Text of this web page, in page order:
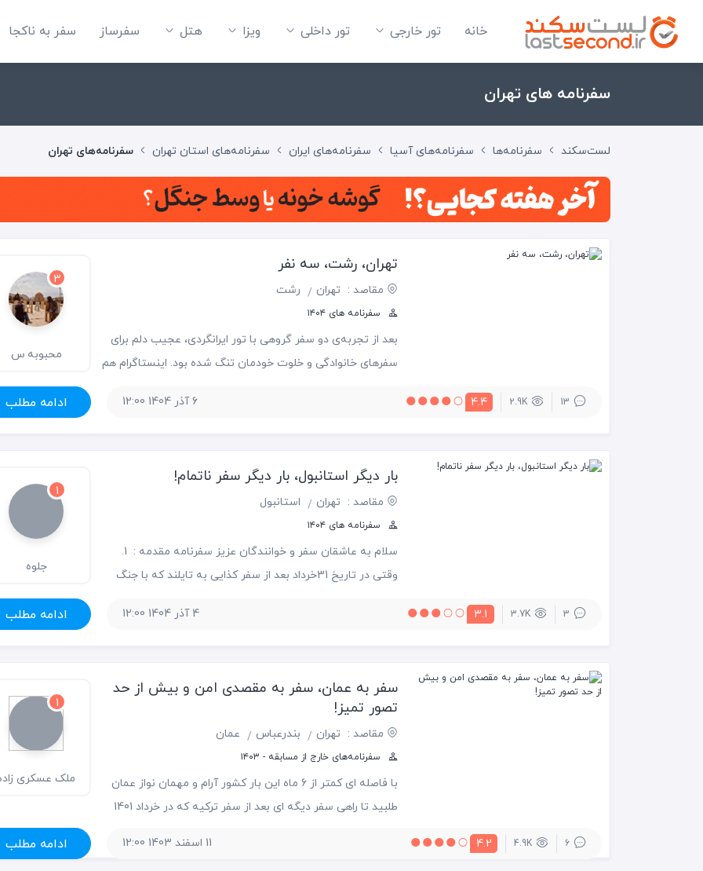
خانه تور خارجی تور داخلی ویزا هتل‌ سفرساز سفر به ناکجا
سفرنامه های تهران
لست‌سکند سفرنامه‌ها سفرنامه‌های آسیا سفرنامه‌های ایران سفرنامه‌های استان تهران سفرنامه‌های تهران
تهران، رشت، سه نفر
مقاصد : تهران رشت
سفرنامه های ۱۴۰۴
بعد از تجربه‌ی دو سفر گروهی با تور ایرانگردی، عجیب دلم برای
سفرهای خانوادگی و خلوت خودمان تنگ شده بود. اینستاگرام هم
میان جنگل‌های رویایی آن خطه. برای همین بعد از
3
محبوبه س
13
2.9K
4.4 6 آذر 1404 12:00 ادامه مطلب
بار دیگر استانبول، بار دیگر سفر ناتمام!
مقاصد : تهران استانبول
سفرنامه های ۱۴۰۴
سلام به عاشقان سفر و خوانندگان عزیز سفرنامه مقدمه : 1.
وقتی در تاریخ 31خرداد بعد از سفر کذایی به تایلند که با جنگ
با خود عهد کردم دیگر به خارج از کشورمسافرت نکنم!
1
جلوه
3
3.7K
3.1 4 آذر 1404 12:00 ادامه مطلب
سفر به عمان، سفر به مقصدی امن و بیش از حد
تصور تمیز!
مقاصد : تهران بندرعباس عمان
سفرنامه‌های خارج از مسابقه - ۱۴۰۳
با فاصله ای کمتر از 6 ماه این بار کشور آرام و مهمان نواز عمان
طلبید تا راهی سفر دیگه ای بعد از سفر ترکیه که در خرداد 1401
1
ملک عسکری
6
4.9K
4.2 11 اسفند 1403 12:00 ادامه مطلب